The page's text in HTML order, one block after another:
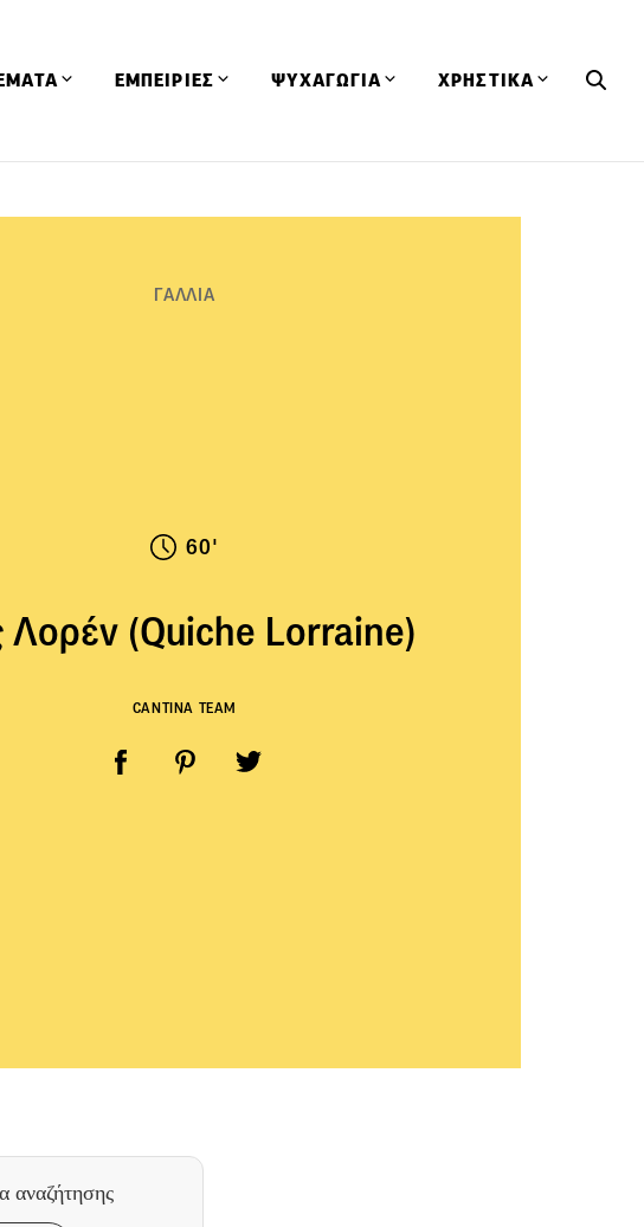
ΕΜΠΕΙΡΙΕΣ ΨΥΧΑΓΩΓΙΑ ΧΡΗΣΤΙΚΑ
ΓΑΛΛΙΑ
60'
Λορέν (Quiche Lorraine)
CANTINA TEAM
αναζήτησης